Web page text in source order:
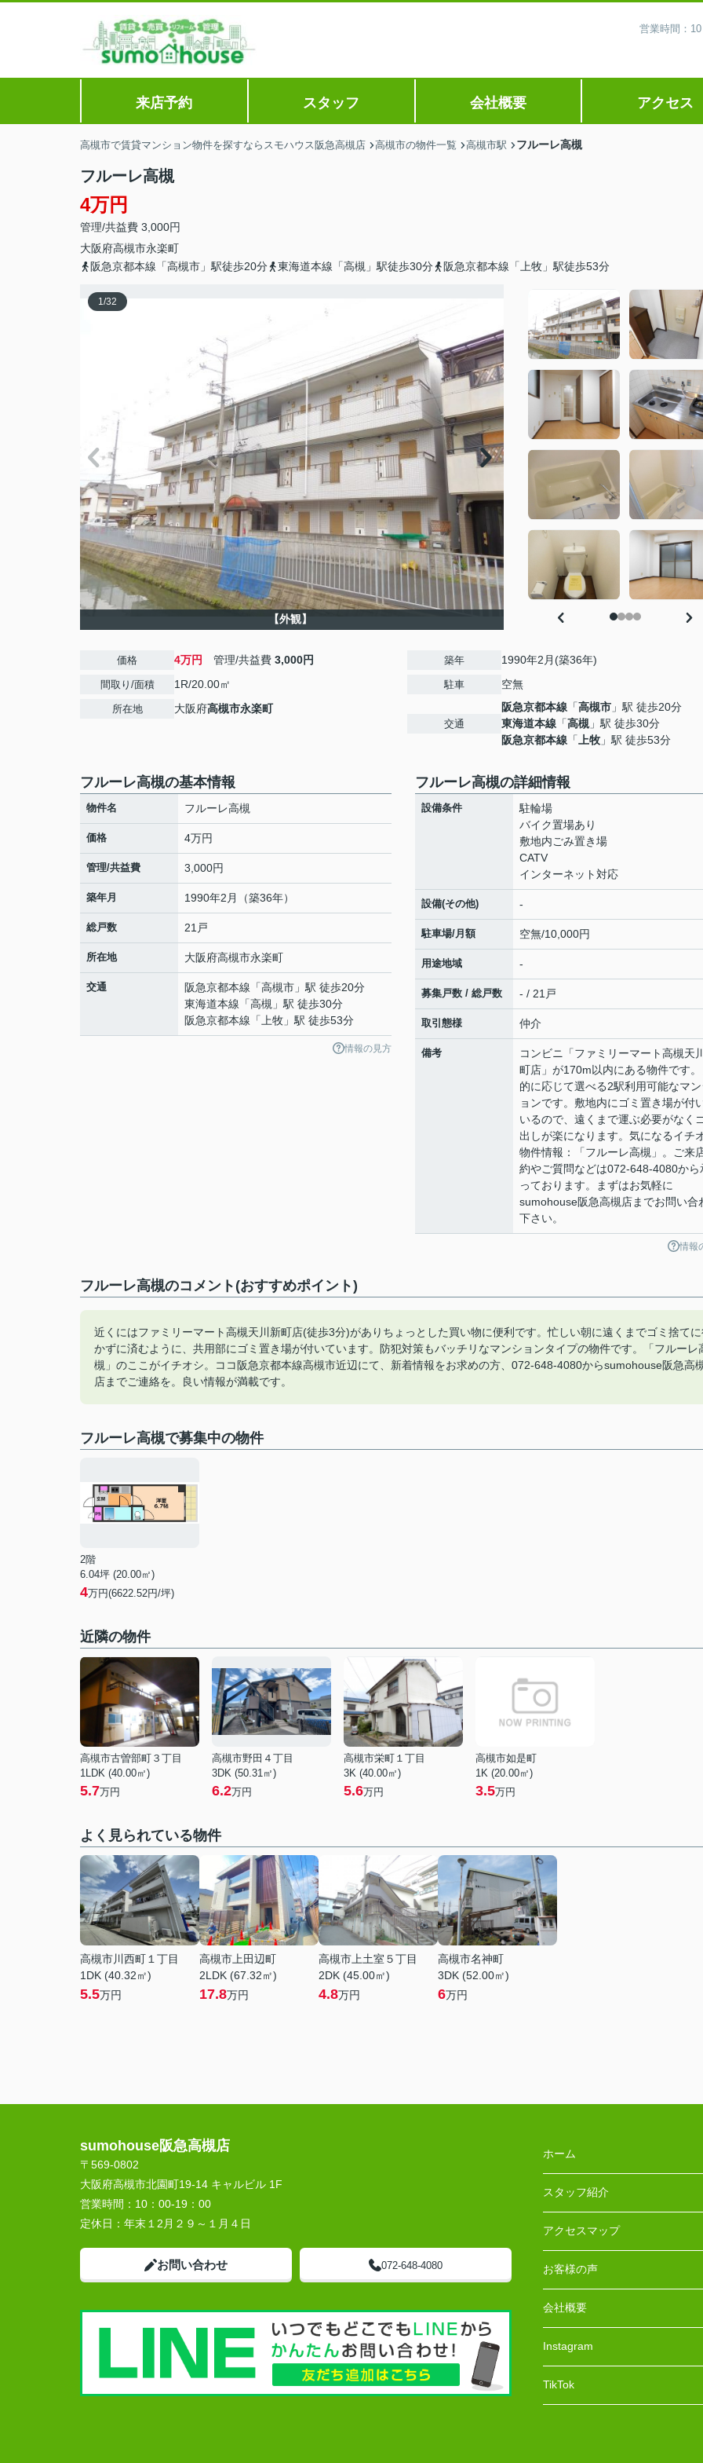
営業時間：
来店予約 スタッフ 会社概要 アクセス
高槻市で賃貸マンション物件を探すならスモハウス阪急高槻店 高槻市の物件一覧 高槻市駅 フルーレ高槻
フルーレ高槻
4万円
管理/共益費 3,000円
大阪府高槻市永楽町
阪急京都本線「高槻市」駅徒歩20分
東海道本線「高槻」駅徒歩30分 阪急京都本線「上牧」駅徒歩53分
1/32
【外観】
価格 4万円 管理/共益費 3,000円
間取り/面積 1R/20.00㎡
所在地 大阪府高槻市永楽町
築年 1990年2月(築36年)
駐車 空無
交通
阪急京都本線 「高槻市 」駅 徒歩20分
東海道本線 「高槻 」駅 徒歩30分
阪急京都本線 「 上牧 」駅 徒歩53分
フルーレ高槻の基本情報
物件名 フルーレ高槻
価格 4万円
管理/共益費 3,000円
築年月 1990年2月（築36年）
総戸数 21戸
所在地 大阪府高槻市永楽町
交通 阪急京都本線 「高槻市 」駅 徒歩20分
東海道本線 「高槻 」駅 徒歩30分
阪急京都本線 「 上牧 」駅 徒歩53分
情報の見方
フルーレ高槻の詳細情報
設備条件
駐輪場
バイク置場あり
敷地内ごみ置き場
CATV
インターネット対応
設備(その他) -
駐車場/月額 空無/10,000円
用途地域 -
募集戸数 / 総戸数 - / 21戸
取引態様 仲介
備考
コンビニ「ファミリーマート高槻天
町店」が170m以内にある物件です
的に応じて選べる2駅利用可能なマ
ョンです。敷地内にゴミ置き場が付
いるので、遠くまで運ぶ必要がなく
出しが楽になります。気になるイチ
物件情報：「フルーレ高槻」。ご来
約やご質問などは072-648-4080から
っております。まずはお気軽に
sumohouse阪急高槻店までお問い合
下さい。
情報
フルーレ高槻のコメント(おすすめポイント)
近くにはファミリーマート高槻天川新町店(徒歩3分)がありちょっとした買い物に便利です。忙しい朝に遠くまでゴミ捨て
かずに済むように、共用部にゴミ置き場が付いています。防犯対策もバッチリなマンションタイプの物件です。「フルーレ
槻」のここがイチオシ。ココ阪急京都本線高槻市近辺にて、新着情報をお求めの方、072-648-4080からsumohouse阪急高
店までご連絡を。良い情報が満載です。
フルーレ高槻で募集中の物件
2階
6.04坪 (20.00㎡)
4万円(6622.52円/坪)
近隣の物件
高槻市古曽部町３丁目
1LDK (40.00㎡)
5.7万円
高槻市野田４丁目
3DK (50.31㎡)
6.2万円
高槻市栄町１丁目
3K (40.00㎡)
5.6万円
高槻市如是町
1K (20.00㎡)
3.5万円
よく見られている物件
高槻市川西町１丁目
1DK (40.32㎡)
5.5万円
高槻市上田辺町
2LDK (67.32㎡)
17.8万円
高槻市上土室５丁目
2DK (45.00㎡)
4.8万円
高槻市名神町
3DK (52.00㎡)
6万円
sumohouse阪急高槻店
〒569-0802
大阪府高槻市北園町19-14 キャルビル 1F
営業時間： 10：00-19：00
定休日： 年末１2月２９～１月４日
お問い合わせ 072-648-4080
ホーム
スタッフ紹介
アクセスマップ
お客様の声
会社概要
Instagram
TikTok